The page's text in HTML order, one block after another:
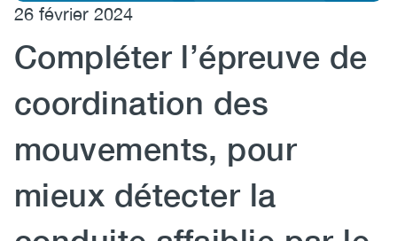
EN FR
26 février 2024
Compléter l’épreuve de
coordination des
mouvements, pour
mieux détecter la